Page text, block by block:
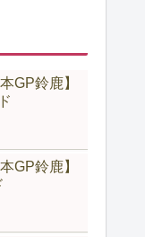
GP鈴鹿】
GP鈴鹿】